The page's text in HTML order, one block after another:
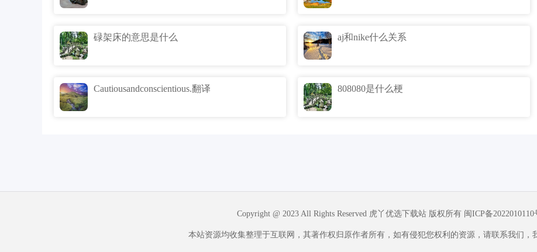
碌架床的意思是什么 aj和nike什么关系
Cautiousandconscientious.翻译 808080是什么梗
Copyright @ 2023 All Rights Reserved 虎丫优选下载站 版权所有 闽ICP备2022010110
本站资源均收集整理于互联网，其著作权归原作者所有，如有侵犯您权利的资源，请联系我们，